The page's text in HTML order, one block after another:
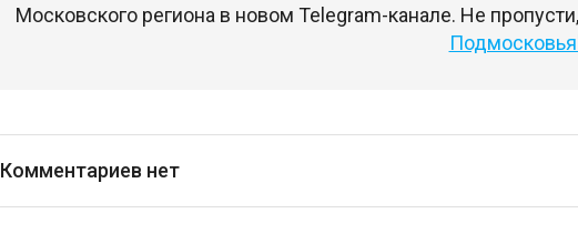
Московского региона в новом Telegram-канале. Не
Комментариев нет